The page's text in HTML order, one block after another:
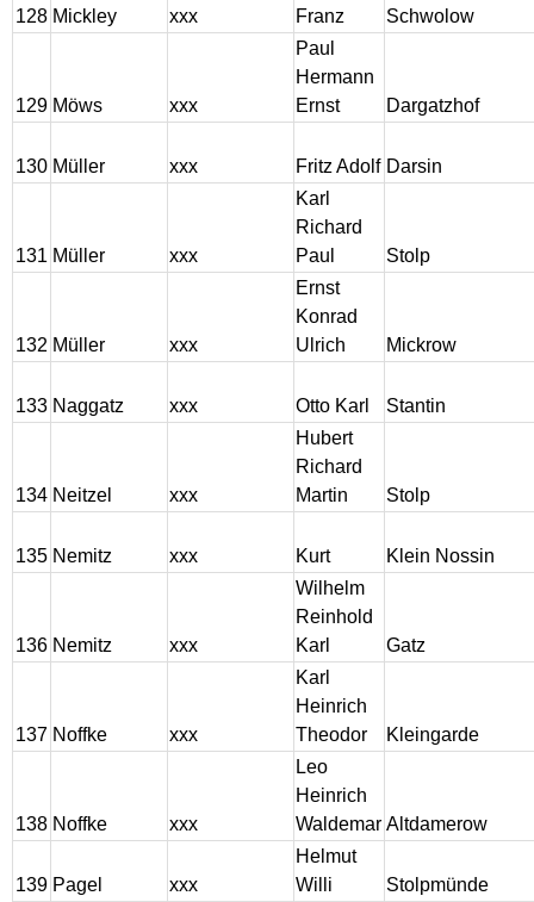
128 Mickley xxx
Franz
Schwolow
129 Möws xxx
Paul
Hermann
Ernst
Dargatzhof
130 Müller xxx Fritz Adolf Darsin
131 Müller xxx
Karl
Richard
Paul
Stolp
132 Müller xxx
Ernst
Konrad
Ulrich
Mickrow
133 Naggatz xxx Otto Karl Stantin
134 Neitzel xxx
Hubert
Richard
Martin
Stolp
135 Nemitz xxx Kurt Klein Nossin
136 Nemitz xxx
Wilhelm
Reinhold
Karl
Gatz
137 Noffke xxx
Karl
Heinrich
Theodor
Kleingarde
138 Noffke xxx
Leo
Heinrich
Waldemar Altdamerow
139 Pagel xxx
Helmut
Willi
Stolpmünde